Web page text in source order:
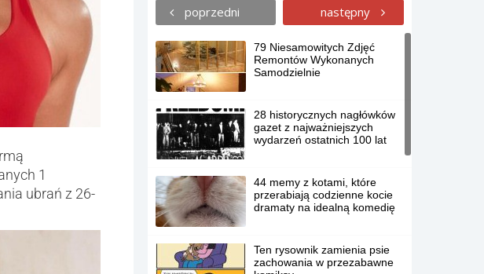
1
ubrań z 26-
poprzedni następny
79 Niesamowitych Zdjęć
Remontów Wykonanych
Samodzielnie
28 historycznych nagłówków
gazet z najważniejszych
wydarzeń ostatnich 100 lat
44 memy z kotami, które
przerabiają codzienne kocie
dramaty na idealną komedię
Ten rysownik zamienia psie
zachowania w przezabawne